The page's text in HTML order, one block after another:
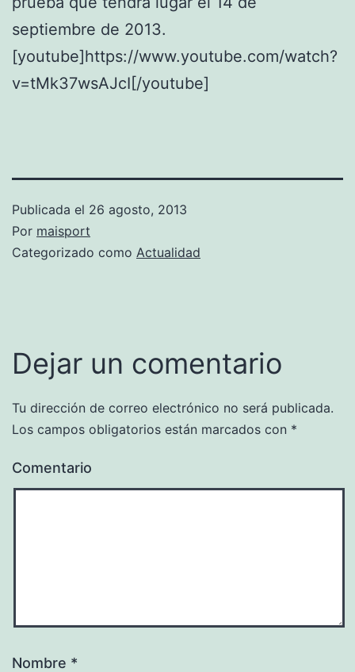
septiembre de 2013.
[youtube]https://www.youtube.com/watch?
v=tMk37wsAJcI[/youtube]
Publicada el 26 agosto, 2013
Por maisport
Categorizado como Actualidad
Dejar un comentario
Tu dirección de correo electrónico no será publicada.
Los campos obligatorios están marcados con *
Comentario
Nombre *